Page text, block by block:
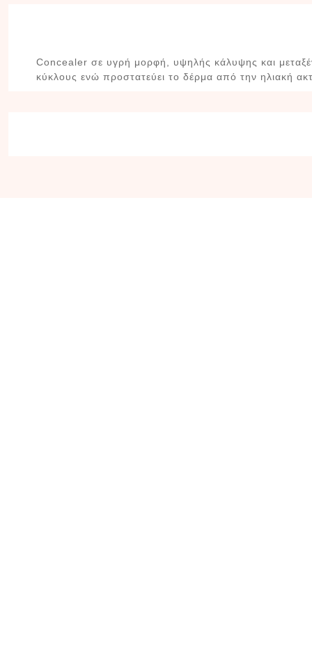
Concealer σε υγρή μορφή, υψηλής κάλυψης και
κύκλους ενώ προστατεύει το δέρμα από την ηλιακή